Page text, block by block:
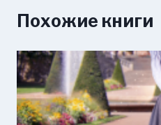
Похожие книги